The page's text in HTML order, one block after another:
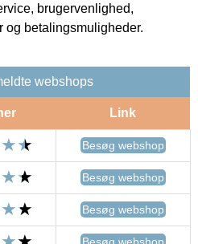
brugervenlighed,
og betalingsmuligheder.
webshops
Link
Besøg webshop
Besøg webshop
Besøg webshop